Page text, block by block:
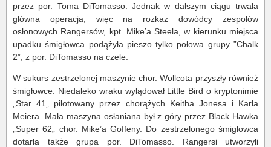
przez por. Toma DiTomasso. Jednak w dalszym ciągu trwała
główna operacja, więc na rozkaz dowódcy zespołów
osłonowych Rangersów, kpt. Mike’a Steela, w kierunku miejsca
upadku śmigłowca podążyła pieszo tylko połowa grupy ”Chalk
2”, z por. DiTomasso na czele.
W sukurs zestrzelonej maszynie chor. Wollcota przyszły również
śmigłowce. Niedaleko wraku wylądował Little Bird o kryptonimie
„Star 41„ pilotowany przez chorążych Keitha Jonesa i Karla
Meiera. Mała maszyna osłaniana był z góry przez Black Hawka
„Super 62„ chor. Mike’a Goffeny. Do zestrzelonego śmigłowca
dotarła także grupa por. DiTomasso. Rangersi utworzyli